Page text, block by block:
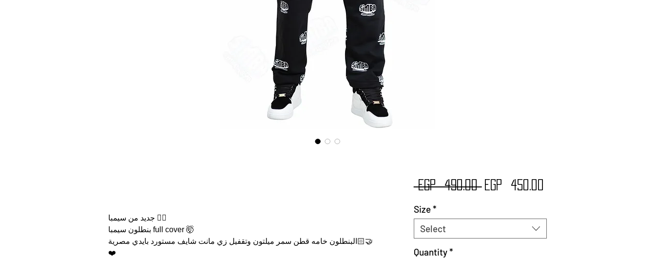
جديد من سيمبا 😵‍💫
بنطلون سيمبا full cover 🤯
البنطلون خامه قطن سمر ميلتون وتقفيل زي مانت شايف مستورد بايدي مصرية🤝🏻
❤️
EGP 490.00 Regular
EGP 450.00
Size*
Select
Quantity*